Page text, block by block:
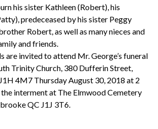
his sister Kathleen (Robert), his
predeceased by his sister Peggy
Robert, as well as many nieces and
and friends.
are invited to attend Mr. George’s funeral
Trinity Church, 380 Dufferin Street,
4M7 Thursday August 30, 2018 at 2
interment at The Elmwood Cemetery
QC J1J 3T6.